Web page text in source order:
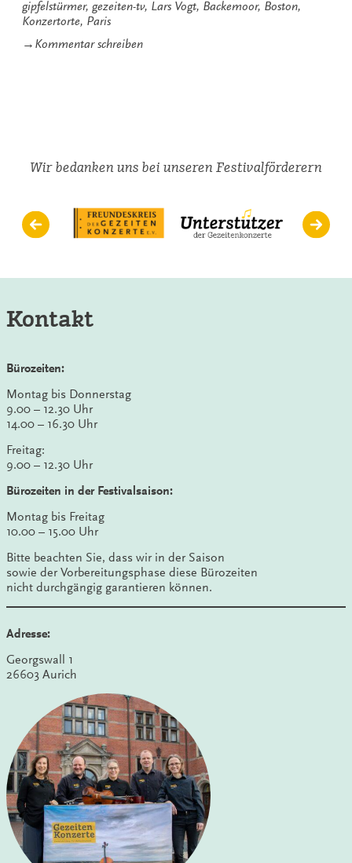
gipfelstürmer, gezeiten-tv, Lars Vogt, Backemoor, Boston,
Konzertorte, Paris
→ Kommentar schreibenzu
Wir bedanken uns bei unseren Festivalförderern
Kontakt
Bürozeiten:
Montag bis Donnerstag
9.00 – 12.30 Uhr
14.00 – 16.30 Uhr
Freitag:
9.00 – 12.30 Uhr
Bürozeiten in der Festivalsaison:
Montag bis Freitag
10.00 – 15.00 Uhr
Bitte beachten Sie, dass wir in der Saison
sowie der Vorbereitungsphase diese Bürozeiten
nicht durchgängig garantieren können.
Adresse:
Georgswall 1
26603 Aurich